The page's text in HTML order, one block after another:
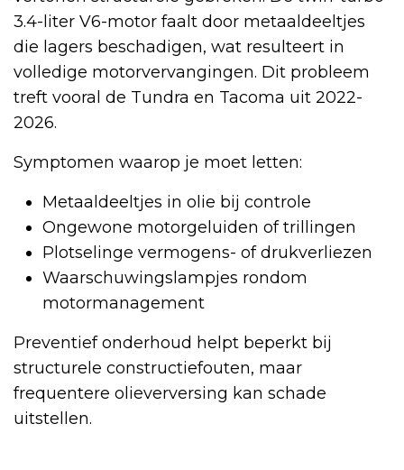
3.4-liter V6-motor faalt door metaaldeeltjes
die lagers beschadigen, wat resulteert in
volledige motorvervangingen. Dit probleem
treft vooral de Tundra en Tacoma uit 2022-
2026.
Symptomen waarop je moet letten:
Metaaldeeltjes in olie bij controle
Ongewone motorgeluiden of trillingen
Plotselinge vermogens- of drukverliezen
Waarschuwingslampjes rondom
motormanagement
Preventief onderhoud helpt beperkt bij
structurele constructiefouten, maar
frequentere olieverversing kan schade
uitstellen.